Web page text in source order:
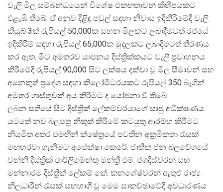
වැලි මිල සම්බන්ධයෙන් විශේෂ එකඟතාවන් කිහිපයකට
එළැඹී තිබේ. ඒ අනුව දිළිඳු පවුල් සඳහා නිවාස ඉදිකිරීමේදී වැලි
කියුබ් 3ක් රුපියල් 50,000ක සහන මිලකට ලබාදීමටත් රජයේ
ඉදිකිරීම් සඳහා රුපියල් 65,000ක මුදලකට ලබාදීමටත් තීරණය
කර ඇත. මීට අමතරව යාපනය දිස්ත්රික්කයට වැලි ප්රවාහනය
කිරීමේදී රුපියල් 90,000 සිට ලක්ෂය දක්වා වූ මිල සීමාවන් සහ
අනෙකුත් ප්රදේශ සඳහා කිලෝමීටරයකට රුපියල් 350 බැගින්
අමතර ගාස්තුවක් අය කිරීමට ද යෝජනා වී තිබේ.
ලබන සතියේ සිට දිස්ත්රික් ලේකම්වරයාගේ සෘජු අධීක්ෂණය
යටතේ නව බලපත් ර නිකුත් කිරීමේ කටයුතු ආරම්භ කිරීමට
නියමිත අතර එමඟින් ක්ෂේත්රයේ පවතින අක්රමිකතා රැසක්
මඟහරවා ගැනීමට අපේක්ෂා කෙරේ. ජාතික ජන බලවේගයේ
වන්නි දිස්ත්රික් පාර්ලිමේන්තු මන්ත් රී එම්. ජගදීස්වරන් සහ
මන්නාරම දිස්ත්රික් ලේකම් කේ. කනගේෂ්වරන් ඇතුළු රාජ්
නිලධාරීන් රැසක් සහභාගී වූ මෙම සාකච්ඡාවේදී අවධාරණය